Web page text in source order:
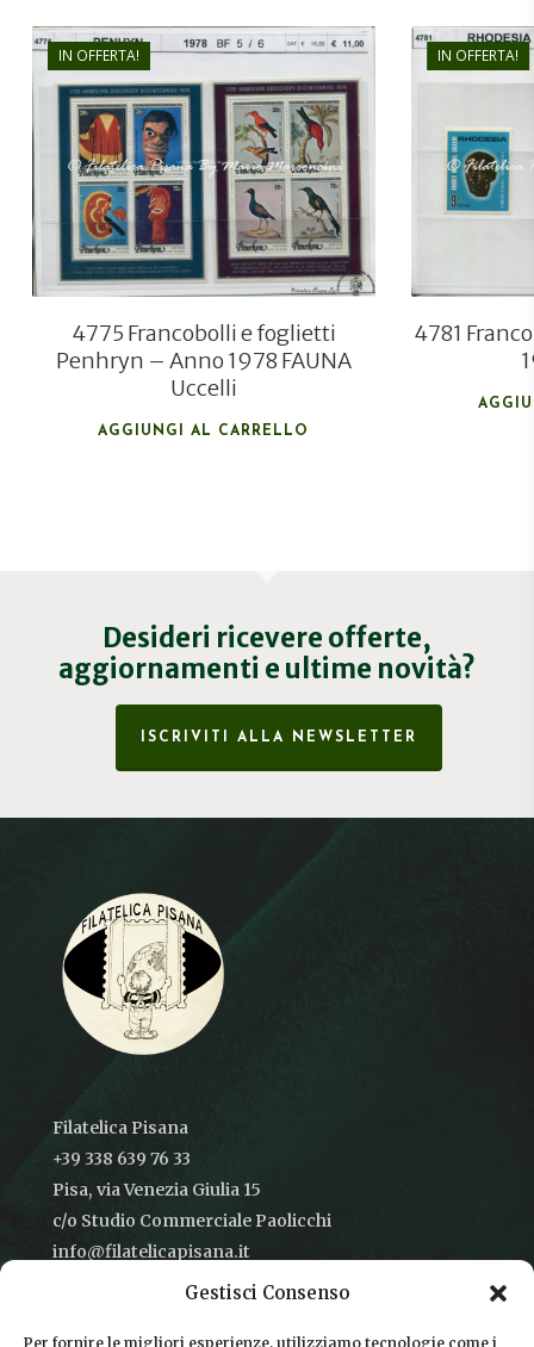
Gestisci Consenso
Per fornire le migliori esperienze, utilizziamo tecnologie come i
IN OFFERTA!
€11,00
€ 7,50
4775 Francobolli e foglietti
Penhryn – Anno 1978 FAUNA
Uccelli
AGGIUNGI AL CARRELLO
IN OFFERTA!
4781
Desideri ricevere offerte,
aggiornamenti e ultime novità?
ISCRIVITI ALLA NEWSLETTER
Filatelica Pisana
+39 338 639 76 33
Pisa, via Venezia Giulia 15
c/o Studio Commerciale Paolicchi
info@filatelicapisana.it